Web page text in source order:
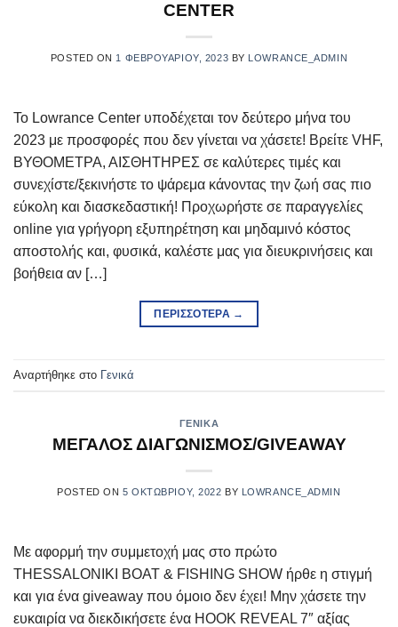
CENTER
POSTED ON 1 ΦΕΒΡΟΥΑΡΊΟΥ, 2023 BY LOWRANCE_ADMIN
Το Lowrance Center υποδέχεται τον δεύτερο μήνα του
2023 με προσφορές που δεν γίνεται να χάσετε! Βρείτε VHF,
ΒΥΘΟΜΕΤΡΑ, ΑΙΣΘΗΤΗΡΕΣ σε καλύτερες τιμές και
συνεχίστε/ξεκινήστε το ψάρεμα κάνοντας την ζωή σας πιο
εύκολη και διασκεδαστική! Προχωρήστε σε παραγγελίες
online για γρήγορη εξυπηρέτηση και μηδαμινό κόστος
αποστολής και, φυσικά, καλέστε μας για διευκρινήσεις και
βοήθεια αν […]
ΠΕΡΙΣΣΌΤΕΡΑ →
Αναρτήθηκε στο Γενικά
ΓΕΝΙΚΆ
ΜΕΓΑΛΟΣ ΔΙΑΓΩΝΙΣΜΟΣ/GIVEAWAY
POSTED ON 5 ΟΚΤΩΒΡΊΟΥ, 2022 BY LOWRANCE_ADMIN
Με αφορμή την συμμετοχή μας στο πρώτο
THESSALONIKI BOAT & FISHING SHOW ήρθε η στιγμή
και για ένα giveaway που όμοιο δεν έχει! Μην χάσετε την
ευκαιρία να διεκδικήσετε ένα HOOK REVEAL 7″ αξίας